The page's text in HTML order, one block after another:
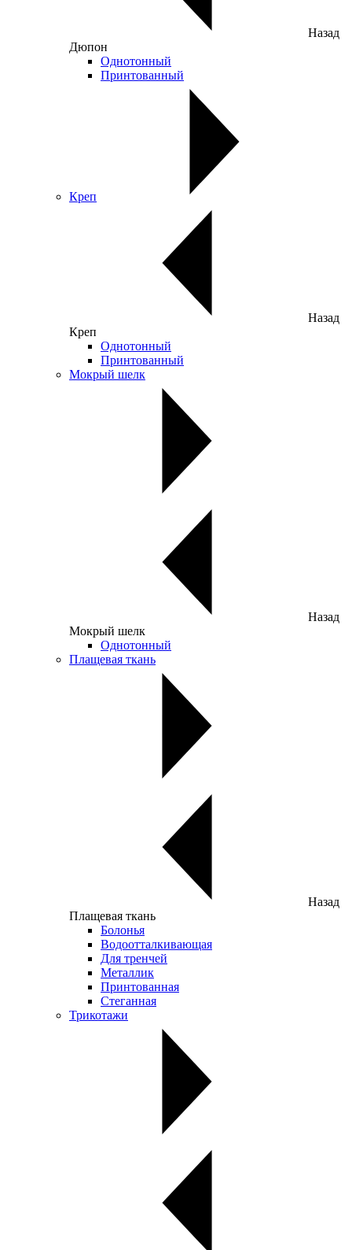
Назад
Дюпон
Однотонный
Принтованный
Креп
Назад
Креп
Однотонный
Принтованный
Мокрый шелк
Назад
Мокрый шелк
Однотонный
Плащевая ткань
Назад
Плащевая ткань
Болонья
Водоотталкивающая
Для тренчей
Металлик
Принтованная
Стеганная
Трикотажи